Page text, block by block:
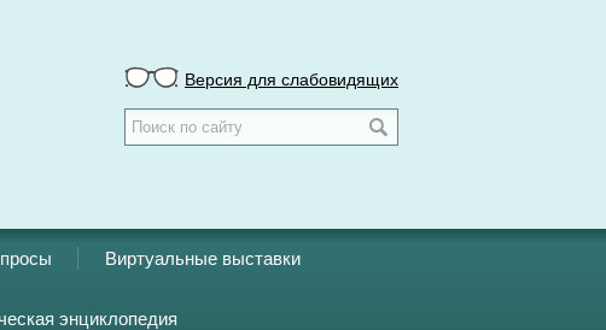
Версия для слабовидящих
Виртуальные выставки
энциклопедия